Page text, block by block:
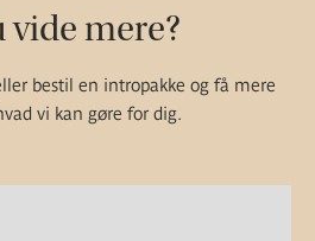
vide mere?
bestil en intropakke og få mere
vi kan gøre for dig.